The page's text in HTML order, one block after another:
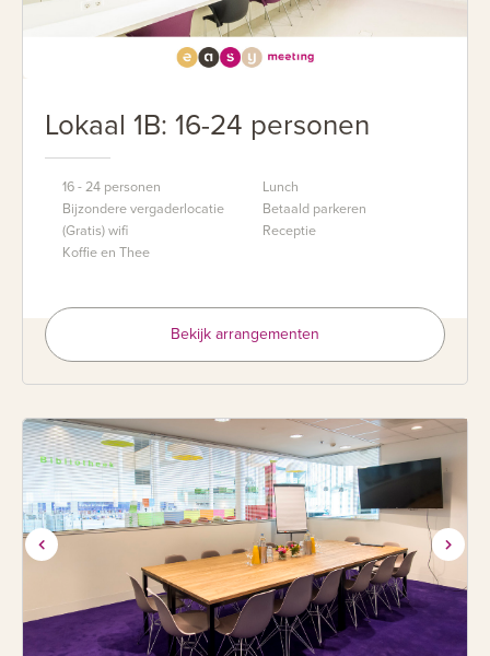
Lokaal 1B: 16-24 personen
16 - 24 personen
Bijzondere vergaderlocatie
(Gratis) wifi
Koffie en Thee
Lunch
Betaald parkeren
Receptie
Bekijk arrangementen